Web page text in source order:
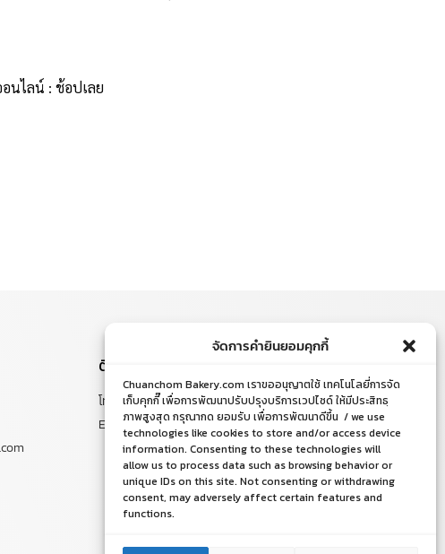
จัดการคำยินยอมคุกกี้
Chuanchom Bakery.com เราขออนุญาตใช้ เทคโนโลยี่การจัด
เก็บคุกกี๊ เพื่อการพัฒนาปรับปรุงบริการเวปไซด์ ให้มีประสิทธฺ
ภาพสูงสุด กรุณากด ยอมรับ เพื่อการพัฒนาดีขึ้น / we use
technologies like cookies to store and/or access device
information. Consenting to these technologies will
allow us to process data such as browsing behavior or
unique IDs on this site. Not consenting or withdrawing
consent, may adversely affect certain features and
functions.
นไลน์ : ช้อปเลย
ติดต่อสอบถาม
โทร. 065-526-2325, 02 519 8212
E-mail : chuanchom.bakery@gmail.com